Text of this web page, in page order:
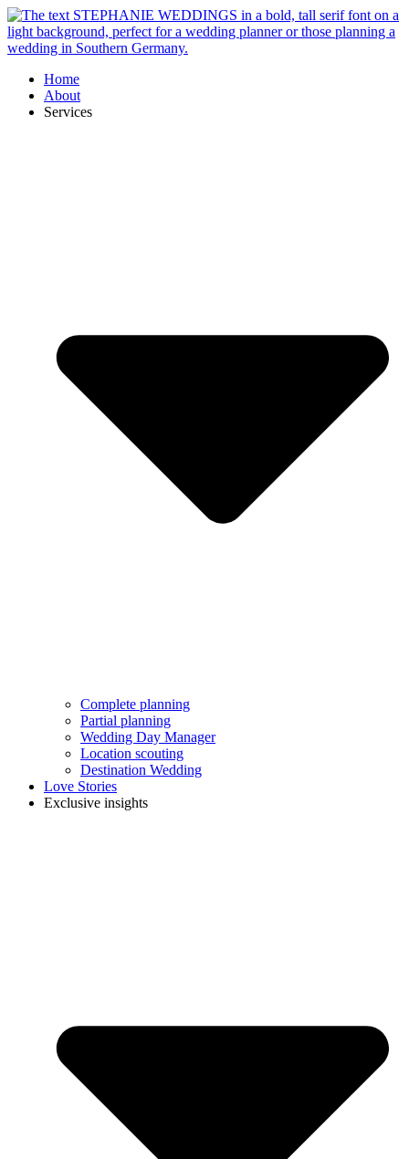
Skip
to
content
Home
About
Services
Complete planning
Partial planning
Wedding Day Manager
Location scouting
Destination Wedding
Love Stories
Exclusive insights